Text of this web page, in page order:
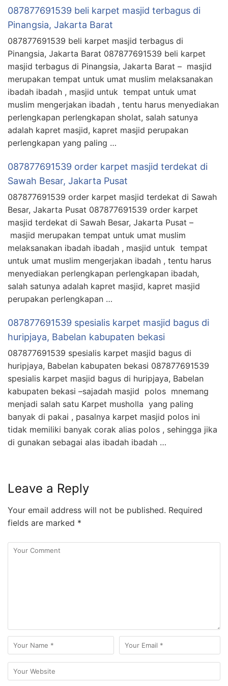
087877691539 beli karpet masjid terbagus di
Pinangsia, Jakarta Barat
087877691539 beli karpet masjid terbagus di
Pinangsia, Jakarta Barat 087877691539 beli karpet
masjid terbagus di Pinangsia, Jakarta Barat – masjid
merupakan tempat untuk umat muslim melaksanakan
ibadah ibadah , masjid untuk tempat untuk umat
muslim mengerjakan ibadah , tentu harus menyediakan
perlengkapan perlengkapan sholat, salah satunya
adalah kapret masjid, kapret masjid perupakan
perlengkapan yang paling …
087877691539 order karpet masjid terdekat di
Sawah Besar, Jakarta Pusat
087877691539 order karpet masjid terdekat di Sawah
Besar, Jakarta Pusat 087877691539 order karpet
masjid terdekat di Sawah Besar, Jakarta Pusat –
masjid merupakan tempat untuk umat muslim
melaksanakan ibadah ibadah , masjid untuk tempat
untuk umat muslim mengerjakan ibadah , tentu harus
menyediakan perlengkapan perlengkapan ibadah,
salah satunya adalah kapret masjid, kapret masjid
perupakan perlengkapan …
087877691539 spesialis karpet masjid bagus di
huripjaya, Babelan kabupaten bekasi
087877691539 spesialis karpet masjid bagus di
huripjaya, Babelan kabupaten bekasi 087877691539
spesialis karpet masjid bagus di huripjaya, Babelan
kabupaten bekasi –sajadah masjid polos mnemang
menjadi salah satu Karpet musholla yang paling
banyak di pakai , pasalnya karpet masjid polos ini
tidak memiliki banyak corak alias polos , sehingga jika
di gunakan sebagai alas ibadah ibadah …
Leave a Reply
Your email address will not be published. Required
fields are marked *